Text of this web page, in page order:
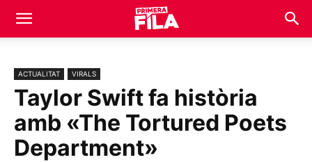
ACTUALITAT VIRALS
Taylor Swift fa història
amb «The Tortured Poets
Department»